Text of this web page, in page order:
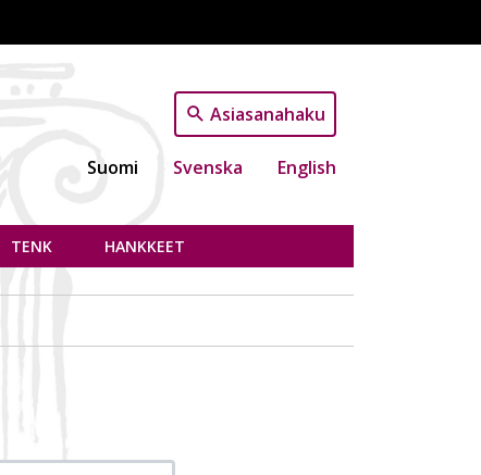
Asiasanahaku
Suomi Svenska English
TENK HANKKEET